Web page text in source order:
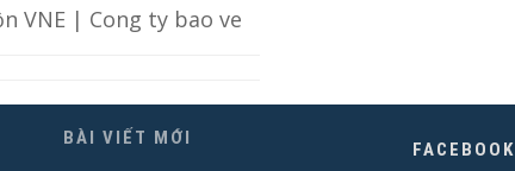
VNE | Cong ty bao ve
BÀI VIẾT MỚI
FACEBOOK